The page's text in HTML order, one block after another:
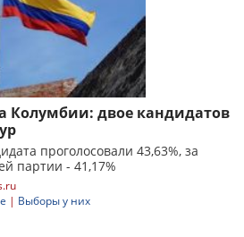
Колумбии: двое кандидатов
проголосовали 43,63%, за
партии - 41,17%
| Выборы у них